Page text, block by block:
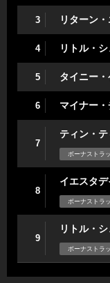
3 リターン
4 リトル・シ
5 タイニー
6 マイナー・
7
ティン・
ボーナストラ
8
イエスタ
ボーナストラ
9
リトル・
ボーナストラ